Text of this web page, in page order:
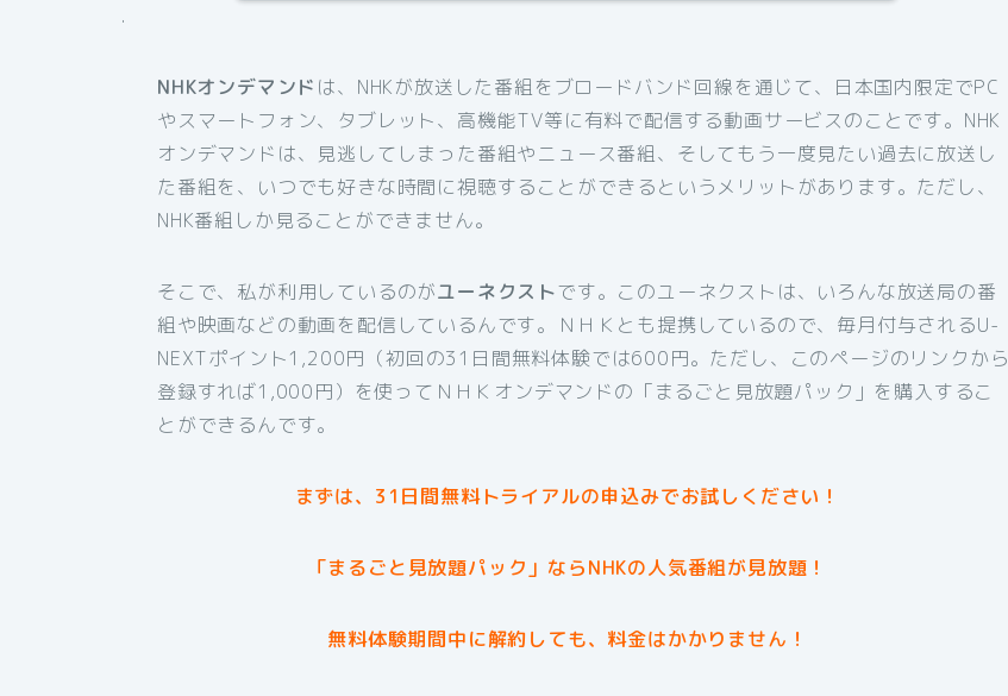
.
NHKオンデマンド は、NHKが放送した番組をブロードバンド回線を通じて、日本国内限定でPC
やスマートフォン、タブレット、高機能TV等に有料で配信する動画サービスのことです。NHK
オンデマンドは、見逃してしまった番組やニュース番組、そしてもう一度見たい過去に放送し
た番組を、いつでも好きな時間に視聴することができるというメリットがあります。ただし、
NHK番組しか見ることができません。
そこで、私が利用しているのがユーネクストです。このユーネクストは、いろんな放送局の番
組や映画などの動画を配信しているんです。ＮＨＫとも提携しているので、毎月付与されるU-
NEXTポイント1,200円（初回の31日間無料体験では600円。ただし、このページのリンクから
登録すれば1,000円）を使ってＮＨＫオンデマンドの「まるごと見放題パック」を購入するこ
とができるんです。
まずは、31日間無料トライアルの申込みでお試しください！
「まるごと見放題パック」ならNHKの人気番組が見放題！
無料体験期間中に解約しても、料金はかかりません！